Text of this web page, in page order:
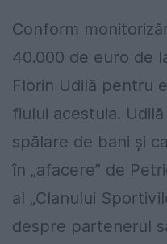
Conform
40.000 de euro de
Florin Udilă pentru
fiului acestuia.
spălare de bani și
în „afacere” de
al „Clanului
despre partenerul